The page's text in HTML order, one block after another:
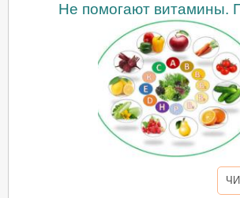
Не помогают витамины.